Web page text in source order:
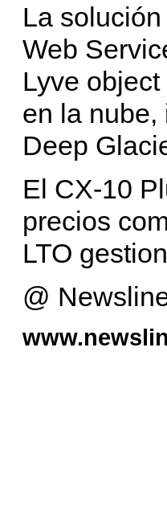
La
Web
Lyve
en la nube,
Deep
El CX-10
precios
LTO
@